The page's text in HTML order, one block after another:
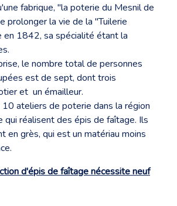
fabrique, "la poterie du Mesnil de
prolonger la vie de la "Tuilerie
en 1842, sa spécialité étant la
le nombre total de personnes
est de sept, dont trois
et un émailleur.
ateliers de poterie dans la région
qui réalisent des épis de faîtage. Ils
en grès, qui est un matériau moins
d'épis de faîtage nécessite neuf